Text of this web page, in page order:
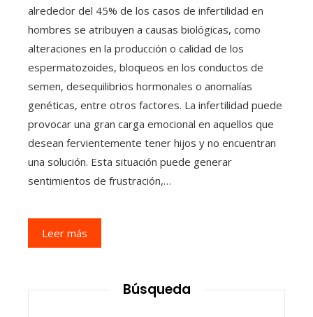
alrededor del 45% de los casos de infertilidad en
hombres se atribuyen a causas biológicas, como
alteraciones en la producción o calidad de los
espermatozoides, bloqueos en los conductos de
semen, desequilibrios hormonales o anomalías
genéticas, entre otros factores. La infertilidad puede
provocar una gran carga emocional en aquellos que
desean fervientemente tener hijos y no encuentran
una solución. Esta situación puede generar
sentimientos de frustración,…
Leer más
Búsqueda